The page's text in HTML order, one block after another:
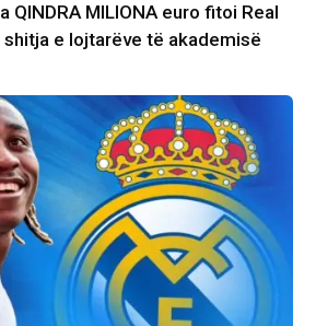
QINDRA MILIONA euro fitoi Real
e lojtarëve të akademisë